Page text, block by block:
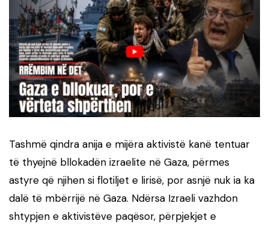
Tashmë qindra anija e mijëra aktivistë kanë tentuar
të thyejnë bllokadën izraelite në Gaza, përmes
astyre që njihen si flotiljet e lirisë, por asnjë nuk ia ka
dalë të mbërrijë në Gaza. Ndërsa Izraeli vazhdon
shtypjen e aktivistëve paqësor, përpjekjet e